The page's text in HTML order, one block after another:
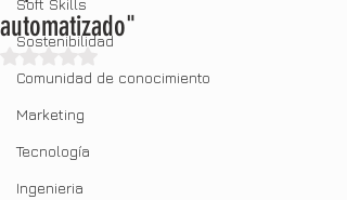
Soft Skills
Sostenibilidad
Comunidad de conocimiento
Marketing
Tecnología
Ingenieria
automatizado"